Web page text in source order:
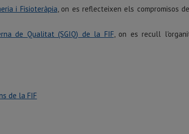
i Fisioteràpia, on es reflecteixen els compromisos
de Qualitat (SGIQ) de la FIF, on es recull
de la FIF